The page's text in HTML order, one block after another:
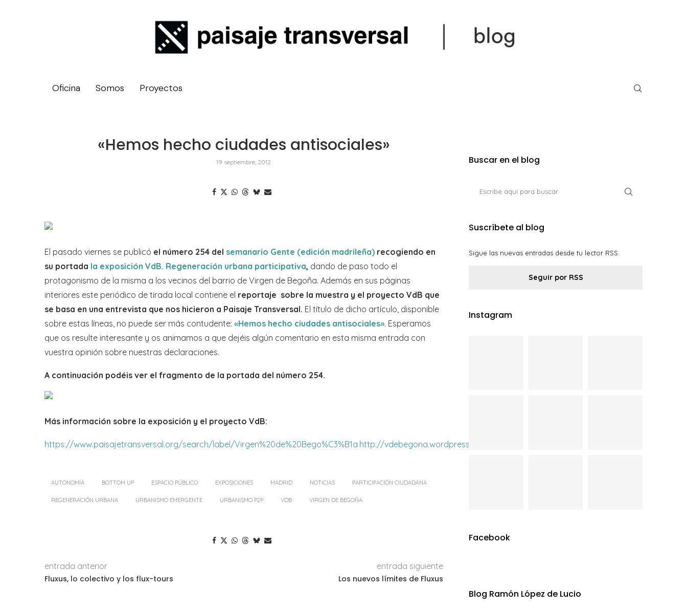
Oficina Somos Proyectos
«Hemos hecho ciudades antisociales»
19 septiembre, 2012
El pasado viernes se publicó el número 254 del semanario Gente (edición madrileña) recogiendo en
su portada la exposición VdB. Regeneración urbana participativa, dando de paso todo el
protagonismo de la misma a los vecinos del barrio de Virgen de Begoña. Además en sus páginas
interiores este periódico de tirada local contiene el reportaje sobre la muestra y el proyecto VdB que
se basa en una entrevista que nos hicieron a Paisaje Transversal. El título de dicho artículo, disponible
sobre estas líneas, no puede ser más contudente: «Hemos hecho ciudades antisociales». Esperamos
que os resulte interesante y os animamos a que dejéis algún comentario en esta misma entrada con
vuestra opinión sobre nuestras declaraciones.
A continuación podéis ver el fragmento de la portada del número 254.
Más información sobre la exposición y el proyecto VdB:
https://www.paisajetransversal.org/search/label/Virgen%20de%20Bego%C3%B1a http://vdebegona.wordpress.com/
AUTONOMÍA BOTTOM UP ESPACIO PÚBLICO EXPOSICIONES MADRID NOTICIAS PARTICIPACIÓN CIUDADANA
REGENERACIÓN URBANA URBANISMO EMERGENTE URBANISMO P2P VDB VIRGEN DE BEGOÑA
entrada anterior
Fluxus, lo colectivo y los flux-tours
entrada siguiente
Los nuevos límites de Fluxus
Buscar en el blog
Suscríbete al blog
Sigue las nuevas entradas desde tu lector RSS.
Seguir por RSS
Instagram
Facebook
Blog Ramón López de Lucio